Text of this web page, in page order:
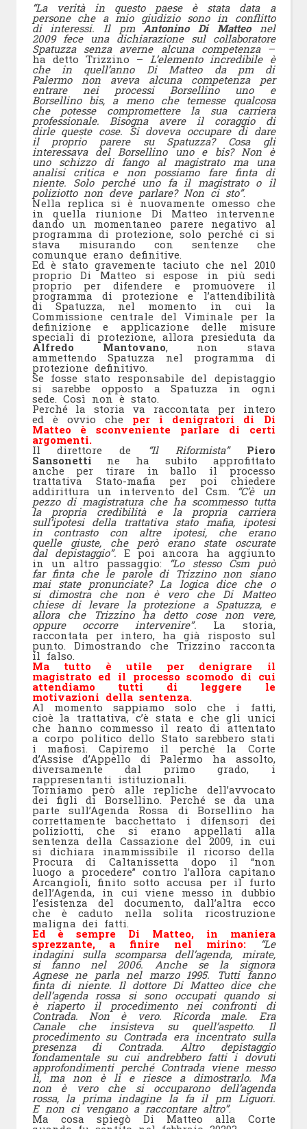
“La verità in questo paese è stata data a
persone che a mio giudizio sono in conflitto
di interessi. Il pmAntonino Di Matteo nel
2009 fece una dichiarazione sul collaboratore
Spatuzza senza averne alcuna competenza–
ha detto Trizzino –L’elemento incredibile è
che in quell’anno Di Matteo da pm di
Palermo non aveva alcuna competenza per
entrare nei processi Borsellino uno e
Borsellino bis, a meno che temesse qualcosa
che potesse compromettere la sua carriera
professionale. Bisogna avere il coraggio di
dirle queste cose. Si doveva occupare di dare
il proprio parere su Spatuzza? Cosa gli
interessava del Borsellino uno e bis? Non è
uno schizzo di fango al magistrato ma una
analisi critica e non possiamo fare finta di
niente. Solo perché uno fa il magistrato o il
poliziotto non deve parlare? Non ci sto”.
Nella replica si è nuovamente omesso che
in quella riunione Di Matteo intervenne
dando un momentaneo parere negativo al
programma di protezione, solo perché ci si
stava misurando con sentenze che
comunque erano definitive.
Ed è stato gravemente taciuto che nel 2010
proprio Di Matteo si espose in più sedi
proprio per difendere e promuovere il
programma di protezione e l’attendibilità
di Spatuzza, nel momento in cui la
Commissione centrale del Viminale per la
definizione e applicazione delle misure
speciali di protezione, allora presieduta da
Alfredo Mantovano, non stava
ammettendo Spatuzza nel programma di
protezione definitivo.
Se fosse stato responsabile del depistaggio
si sarebbe opposto a Spatuzza in ogni
sede. Così non è stato.
Perché la storia va raccontata per intero
ed è ovvio che per i denigratori di Di
Matteo è sconveniente parlare di certi
argomenti.
Il direttore de “Il Riformista”Piero
Sansonetti ne ha subito approfittato
anche per tirare in ballo il processo
trattativa Stato-mafia per poi chiedere
addirittura un intervento del Csm. “C’è un
pezzo di magistratura che ha scommesso tutta
la propria credibilità e la propria carriera
sull’ipotesi della trattativa stato mafia, ipotesi
in contrasto con altre ipotesi, che erano
quelle giuste, che però erano state oscurate
dal depistaggio”. E poi ancora ha aggiunto
in un altro passaggio: “Lo stesso Csm può
far finta che le parole di Trizzino non siano
mai state pronunciate? La logica dice che o
si dimostra che non è vero che Di Matteo
chiese di levare la protezione a Spatuzza, e
allora che Trizzino ha detto cose non vere,
oppure occorre intervenire”. La storia,
raccontata per intero, ha già risposto sul
punto. Dimostrando che Trizzino racconta
il falso.
Ma tutto è utile per denigrare il
magistrato ed il processo scomodo di cui
attendiamo tutti di leggere le
motivazioni della sentenza.
Al momento sappiamo solo che i fatti,
cioè la trattativa, c’è stata e che gli unici
che hanno commesso il reato di attentato
a corpo politico dello Stato sarebbero stati
i mafiosi. Capiremo il perché la Corte
d’Assise d’Appello di Palermo ha assolto,
diversamente dal primo grado, i
rappresentanti istituzionali.
Torniamo però alle repliche dell’avvocato
dei figli di Borsellino. Perché se da una
parte sull’Agenda Rossa di Borsellino ha
correttamente bacchettato i difensori dei
poliziotti, che si erano appellati alla
sentenza della Cassazione del 2009, in cui
si dichiara inammissibile il ricorso della
Procura di Caltanissetta dopo il “non
luogo a procedere” contro l’allora capitano
Arcangioli, finito sotto accusa per il furto
dell’Agenda, in cui viene messo in dubbio
l’esistenza del documento, dall’altra ecco
che è caduto nella solita ricostruzione
maligna dei fatti.
Ed è sempre Di Matteo, in maniera
sprezzante, a finire nel mirino: “Le
indagini sulla scomparsa dell’agenda, mirate,
si fanno nel 2006. Anche se la signora
Agnese ne parla nel marzo 1995. Tutti fanno
finta di niente. Il dottore Di Matteo dice che
dell’agenda rossa si sono occupati quando si
è riaperto il procedimento nei confronti di
Contrada. Non è vero. Ricorda male. Era
Canale che insisteva su quell’aspetto. Il
procedimento su Contrada era incentrato sulla
presenza di Contrada. Altro depistaggio
fondamentale su cui andrebbero fatti i dovuti
approfondimenti perché Contrada viene messo
lì, ma non è lì e riesce a dimostrarlo. Ma
non è vero che si occuparono dell’agenda
rossa, la prima indagine la fa il pm Liguori.
E non ci vengano a raccontare altro”.
Ma cosa spiegò Di Matteo alla Corte